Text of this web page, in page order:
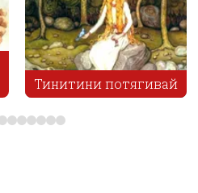
Присказка